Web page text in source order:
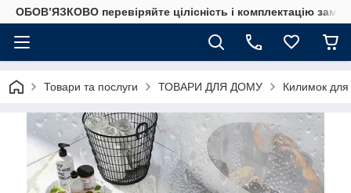
ОБОВ’ЯЗКОВО перевіряйте цілісність і комплектацію
Товари та послуги ТОВАРИ ДЛЯ ДОМУ Килимок для